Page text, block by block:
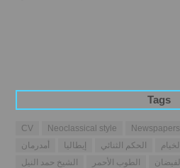
Tags
CV Neoclassical style Newspapers
أمدرمان
إيطاليا الحكم الثنائي الخيام
الشيخ حمد النيل
الطوب الأحمر الفيضان